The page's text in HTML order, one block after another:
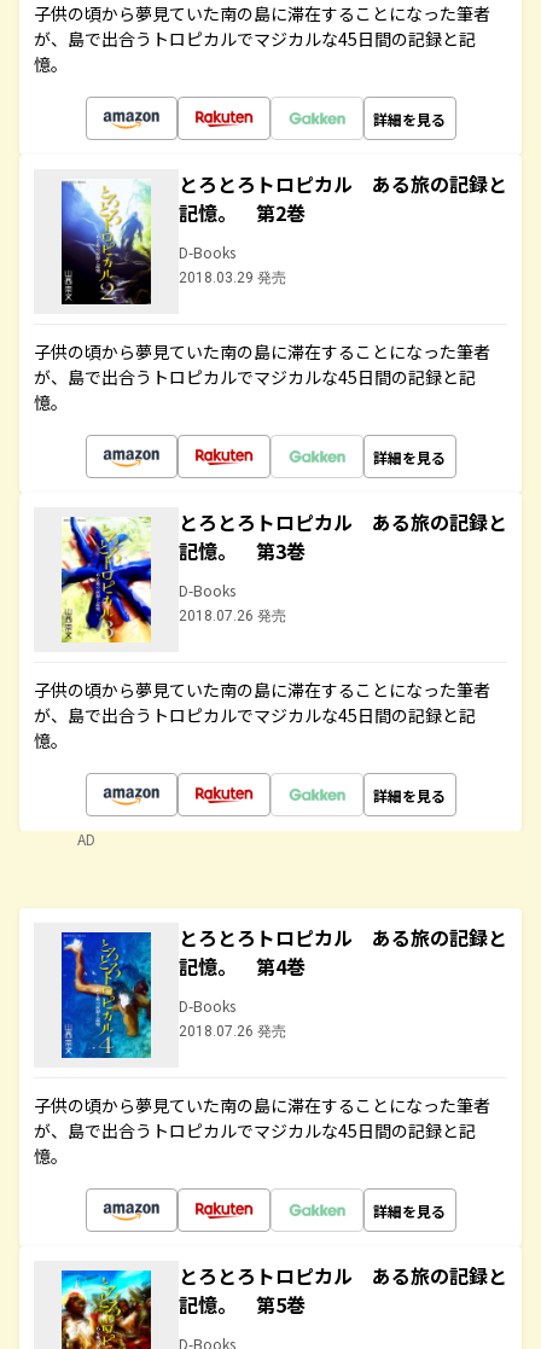
子供の頃から夢見ていた南の島に滞在することになった筆者
が、島で出合うトロピカルでマジカルな45日間の記録と記
憶。
詳細を見る
とろとろトロピカル ある旅の記録と
記憶。 第2巻
D-Books
2018.03.29 発売
子供の頃から夢見ていた南の島に滞在することになった筆者
が、島で出合うトロピカルでマジカルな45日間の記録と記
憶。
詳細を見る
とろとろトロピカル ある旅の記録と
記憶。 第3巻
D-Books
2018.07.26 発売
子供の頃から夢見ていた南の島に滞在することになった筆者
が、島で出合うトロピカルでマジカルな45日間の記録と記
憶。
詳細を見る
AD
とろとろトロピカル ある旅の記録と
記憶。 第4巻
D-Books
2018.07.26 発売
子供の頃から夢見ていた南の島に滞在することになった筆者
が、島で出合うトロピカルでマジカルな45日間の記録と記
憶。
詳細を見る
とろとろトロピカル ある旅の記録と
記憶。 第5巻
D-Books